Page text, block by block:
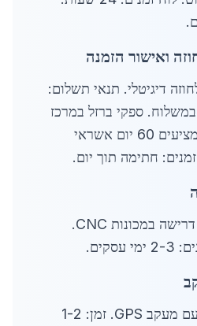
דיגיטלי. תנאי תשלום:
30% מקדמה, 70% במשלוח. ספקי ברזל במרכז
הארץ בקריית מוצקין מציעים 60 יום אשראי
חתימה תוך יום.
החומרים נחתכים לפי דרישה במכונות CNC.
משלוח ברכב מותאם עם מעקב GPS. זמן: 1-2